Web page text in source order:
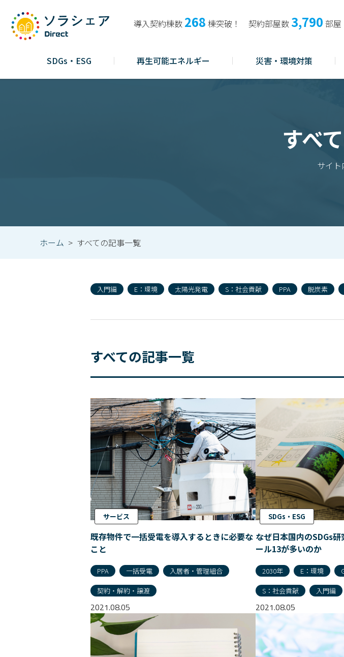
すべ
サイ
ホーム > すべての記事一覧
入門編 E：環境 太陽光発電 S：社会貢献 PPA 脱炭素
すべての記事一覧
サービス
既存物件で一括受電を導入するときに必要な
こと
PPA 一括受電 入居者・管理組合
契約・解約・譲渡
2021.08.05
SDGs・ESG
なぜ日本国内のSDGs
ール13が多いのか
2030年 E：環境
S：社会貢献 入門編
2021.08.05
導入契約棟数 268 棟突破！ 契約部屋数 3,790 部屋
SDGs・ESG 再生可能エネルギー 災害・環境対策